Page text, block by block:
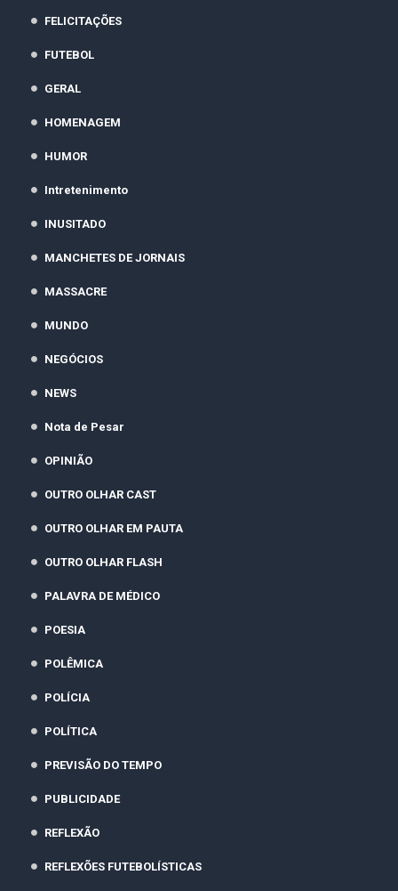
FELICITAÇÕES
FUTEBOL
GERAL
HOMENAGEM
HUMOR
Intretenimento
INUSITADO
MANCHETES DE JORNAIS
MASSACRE
MUNDO
NEGÓCIOS
NEWS
Nota de Pesar
OPINIÃO
OUTRO OLHAR CAST
OUTRO OLHAR EM PAUTA
OUTRO OLHAR FLASH
PALAVRA DE MÉDICO
POESIA
POLÊMICA
POLÍCIA
POLÍTICA
PREVISÃO DO TEMPO
PUBLICIDADE
REFLEXÃO
REFLEXÕES FUTEBOLÍSTICAS